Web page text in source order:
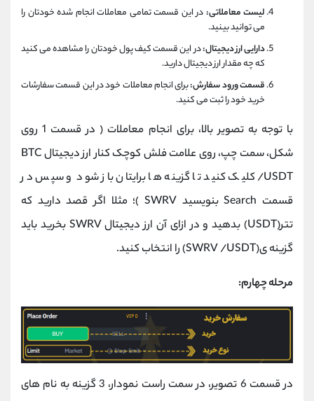
لیست معاملاتی: در این قسمت تمامی معاملات انجام شده خودتان را
می توانید بینید.
دارایی ارز دیجیتال:در این قسمت کیف پول خودتان را مشاهده می کنید
که چه مقدار ارز دیجیتال دارید.
قسمت ورود سفارش:برای انجام معاملات خود در این قسمت سفارشات
خرید خود را ثبت می کنید.
با توجه به تصویر بالا، برای انجام معاملات ( در قسمت 1 روی
شکل، سمت چپ، روی علامت فلش کوچک کنار ارز دیجیتال BTC
/USDT کلیک کنید تا گزینه ها برایتان باز شود و سپس در
قسمت Search بنویسید SWRV )؛ مثلا اگر قصد دارید که
تتر(USDT) بدهید و در ازای آن ارز دیجیتال SWRV بخرید باید
گزینه ی(SWRV /USDT) را انتخاب کنید.
مرحله چهارم:
در قسمت 6 تصویر، در سمت راست نمودار، 3 گزینه به نام های